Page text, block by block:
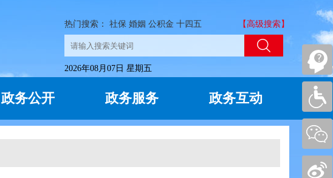
热门搜索： 社保 婚姻 公积金 十四五 【高级搜索】
2026年08月07日 星期五
政务公开 政务服务 政务互动